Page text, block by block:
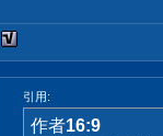
引用:
作者16:9